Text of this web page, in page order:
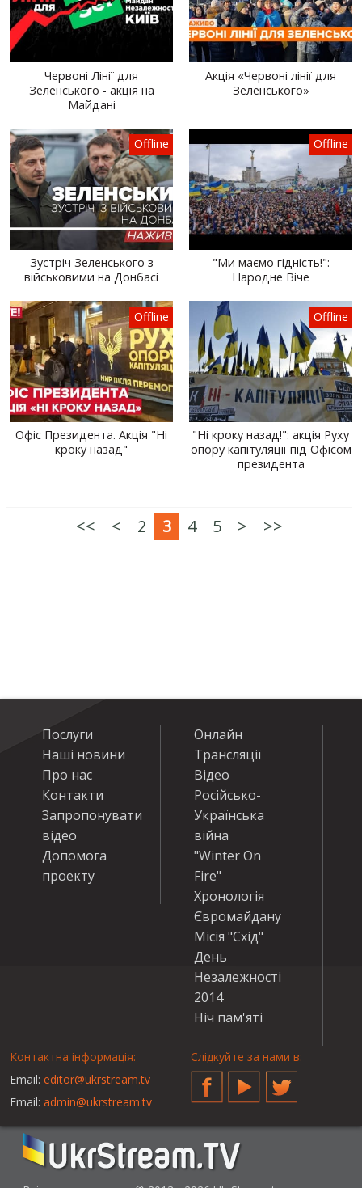
Червоні Лінії для
Зеленського - акція на
Майдані
Акція «Червоні лінії для
Зеленського»
Offline
Зустріч Зеленського з
військовими на Донбасі
Offline
"Ми маємо гідність!":
Народне Віче
Offline
Офіс Президента. Акція "Ні
кроку назад"
Offline
"Ні кроку назад!": акція Руху
опору капітуляції під Офісом
президента
<< < 2 3 4 5 > >>
Послуги
Наші новини
Про нас
Контакти
Запропонувати
відео
Допомога
проекту
Онлайн
Трансляції
Відео
Російсько-
Українська
війна
"Winter On
Fire"
Хронологія
Євромайдану
Місія "Схід"
День
Незалежності
2014
Ніч пам'яті
Контактна інформація:
Email: editor@ukrstream.tv
Email: admin@ukrstream.tv
Слідкуйте за нами в:
FacebookYouTubeTwitter